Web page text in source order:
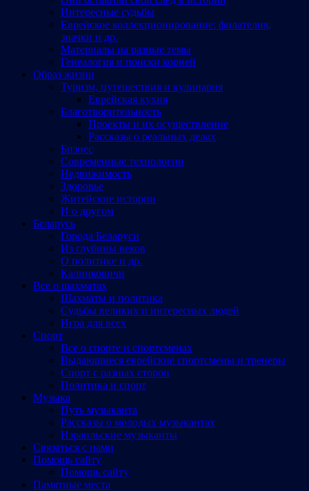
Интересные судьбы
Еврейское коллекционирование: филателия,
значки и др.
Материалы на разные темы
Генеалогия и поиски корней
Образ жизни
Туризм, путешествия и кулинария
Еврейская кухня
Благотворительность
Проекты и их осуществление
Рассказы о реальных делах
Бизнес
Современные технологии
Недвижимость
Здоровье
Житейские истории
И о другом
Беларусь
Города Беларуси
Из глубины веков
О политике и др.
Калинковичи
Все о шахматах
Шахматы и политика
Судьбы великих и интересных людей
Игра для всех
Спорт
Все о спорте и спортсменах
Выдающиеся еврейские спортсмены и тренеры
Спорт с разных сторон
Политика и спорт
Музыка
Путь музыканта
Рассказы о молодых музыкантах
Израильские музыканты
Cвязаться с нами
Помощь сайту
Помощь сайту
Памятные места